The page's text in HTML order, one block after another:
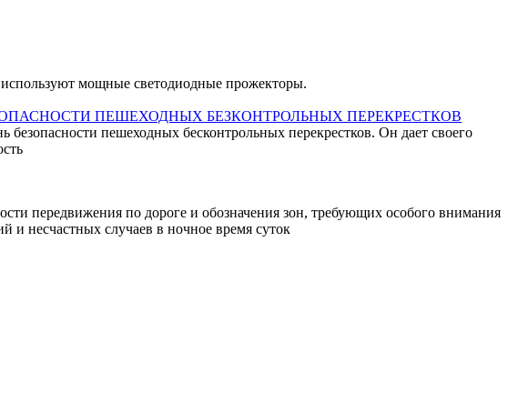
мощные светодиодные прожекторы.
ПЕШЕХОДНЫХ БЕЗКОНТРОЛЬНЫХ ПЕРЕКРЕСТКОВ
пешеходных бесконтрольных перекрестков. Он дает своего
передвижения по дороге и обозначения зон, требующих особого внимания
и несчастных случаев в ночное время суток